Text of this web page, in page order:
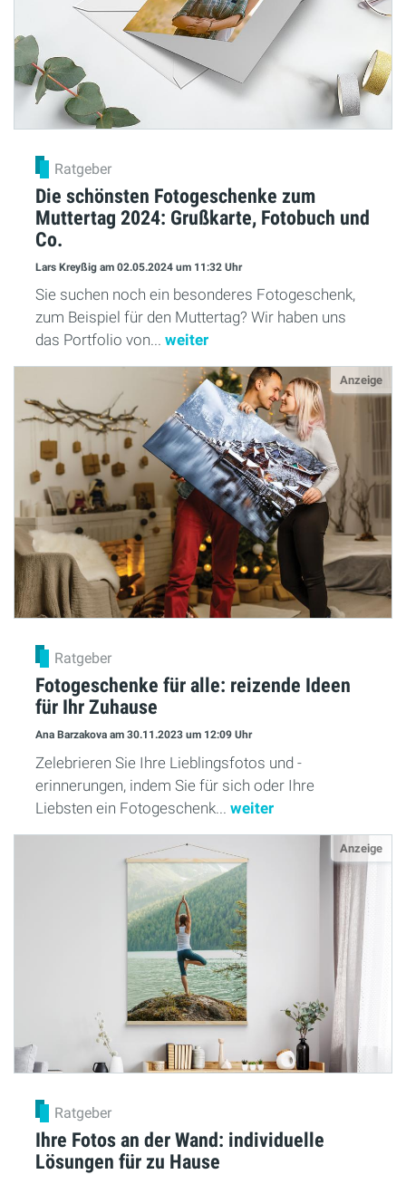
Ratgeber
Die schönsten Fotogeschenke zum
Muttertag 2024: Grußkarte, Fotobuch und
Co.
Lars Kreyßig am 02.05.2024 um 11:32 Uhr
Sie suchen noch ein besonderes Fotogeschenk,
zum Beispiel für den Muttertag? Wir haben uns
das Portfolio von... weiter
Anzeige
Ratgeber
Fotogeschenke für alle: reizende Ideen
für Ihr Zuhause
Ana Barzakova am 30.11.2023 um 12:09 Uhr
Zelebrieren Sie Ihre Lieblingsfotos und -
erinnerungen, indem Sie für sich oder Ihre
Liebsten ein Fotogeschenk... weiter
Anzeige
Ratgeber
Ihre Fotos an der Wand: individuelle
Lösungen für zu Hause